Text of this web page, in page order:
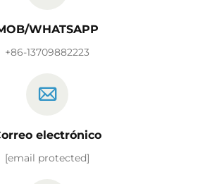
WHATSAPP
+86-13709882223
electrónico
[email protected]